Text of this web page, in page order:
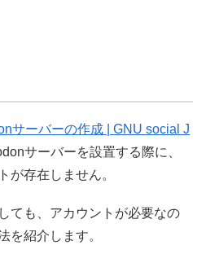
サーバーの作成 | GNU social J
サーバーを設置する際に、
が存在しません。
ても、アカウントが必要なの
を紹介します。